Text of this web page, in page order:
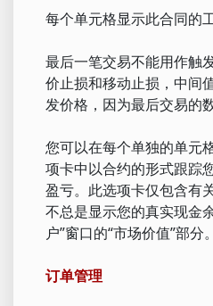
每个单元格显示此合同的
最后一笔交易不能用作触
价止损和移动止损，中间
发价格，因为最后交易的
您可以在每个单独的单元
项卡中以合约的形式跟踪
盈亏。此选项卡仅包含有
不总是显示您的真实现金
户”窗口的“市场价值”部分。
订单管理